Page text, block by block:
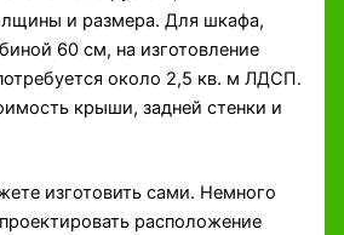
и размера. Для шкафа,
60 см, на изготовление
около 2,5 кв. м ЛДСП.
крыши, задней стенки и
изготовить сами. Немного
расположение